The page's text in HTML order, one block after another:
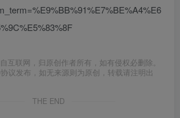
互联网，归原创作者所有，如有侵权必删除。
议发布，如无来源则为原创，转载请注明出
THE END